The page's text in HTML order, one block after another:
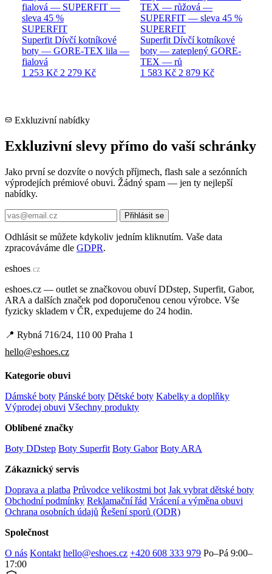
SUPERFIT
Superfit Dívčí kotníkové
boty — GORE-TEX lila —
fialová
1 253 Kč 2 279 Kč
SUPERFIT
Superfit Dívčí kotníkové
boty — zateplený GORE-
TEX — rů
1 583 Kč 2 879 Kč
Exkluzivní nabídky
Exkluzivní slevy přímo do vaší schránky
Jako první se dozvíte o nových příjmech, flash sale a sezónních
výprodejích prémiové obuvi. Žádný spam — jen ty nejlepší
nabídky.
Přihlásit se
Odhlásit se můžete kdykoliv jedním kliknutím. Vaše data
zpracováváme dle GDPR.
eshoes .cz
eshoes.cz — outlet se značkovou obuví DDstep, Superfit, Gabor,
ARA a dalších značek pod doporučenou cenou výrobce. Vše
fyzicky skladem v ČR, expedujeme do 24 hodin.
📍 Rybná 716/24, 110 00 Praha 1
hello@eshoes.cz
Kategorie obuvi
Dámské boty Pánské boty Dětské boty Kabelky a doplňky
Výprodej obuvi Všechny produkty
Oblíbené značky
Boty DDstep Boty Superfit Boty Gabor Boty ARA
Zákaznický servis
Doprava a platba Průvodce velikostmi bot Jak vybrat dětské boty
Obchodní podmínky Reklamační řád Vrácení a výměna obuvi
Ochrana osobních údajů Řešení sporů (ODR)
Společnost
O nás Kontakt hello@eshoes.cz +420 608 333 979 Po–Pá 9:00–
17:00